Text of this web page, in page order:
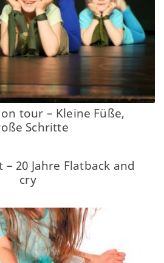
tour – Kleine Füße,
Schritte
20 Jahre Flatback and
cry